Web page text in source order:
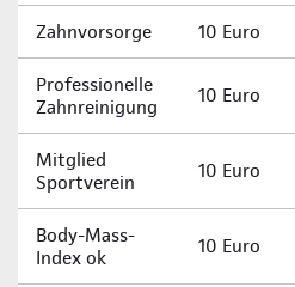
Zahnvorsorge 10 Euro
Professionelle
Zahnreinigung
10 Euro
Mitglied
Sportverein
10 Euro
Body-Mass-
Index ok
10 Euro